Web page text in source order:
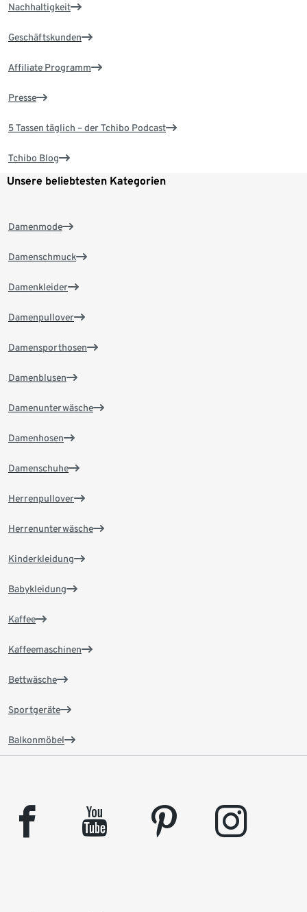
Nachhaltigkeit
Geschäftskunden
Affiliate Programm
Presse
5 Tassen täglich – der Tchibo Podcast
Tchibo Blog
Unsere beliebtesten Kategorien
Damenmode
Damenschmuck
Damenkleider
Damenpullover
Damensporthosen
Damenblusen
Damenunterwäsche
Damenhosen
Damenschuhe
Herrenpullover
Herrenunterwäsche
Kinderkleidung
Babykleidung
Kaffee
Kaffeemaschinen
Bettwäsche
Sportgeräte
Balkonmöbel
facebook youtube pinterest instagram